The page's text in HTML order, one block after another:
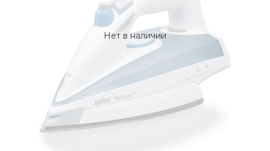
Нет в наличии